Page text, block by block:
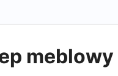
meblowy